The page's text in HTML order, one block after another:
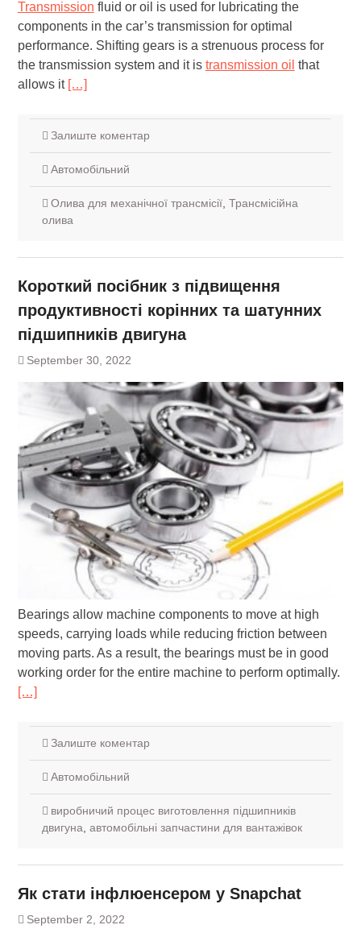
Transmission fluid or oil is used for lubricating the
components in the car’s transmission for optimal
performance. Shifting gears is a strenuous process for
the transmission system and it is transmission oil that
allows it […]
Залиште коментар
Автомобільний
Олива для механічної трансмісії, Трансмісійна
олива
Короткий посібник з підвищення
продуктивності корінних та шатунних
підшипників двигуна
September 30, 2022
Bearings allow machine components to move at high
speeds, carrying loads while reducing friction between
moving parts. As a result, the bearings must be in good
working order for the entire machine to perform optimally.
[…]
Залиште коментар
Автомобільний
виробничий процес виготовлення підшипників
двигуна автомобільні запчастини для вантажівок
Як стати інфлюенсером у Snapchat
September 2, 2022